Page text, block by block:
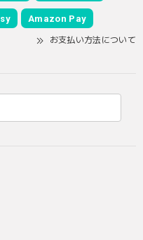
Amazon Pay
お支払い方法について